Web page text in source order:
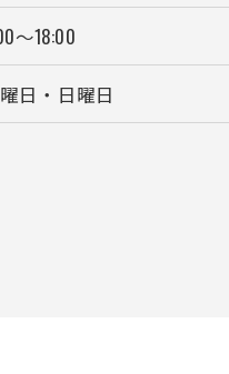
～18:00
日・日曜日